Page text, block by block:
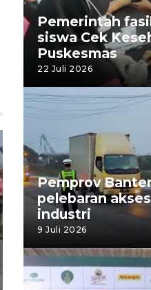
Pemerintah
siswa Cek
Puskesmas
22 Juli 2026
Pemprov
pelebaran
industri
9 Juli 2026